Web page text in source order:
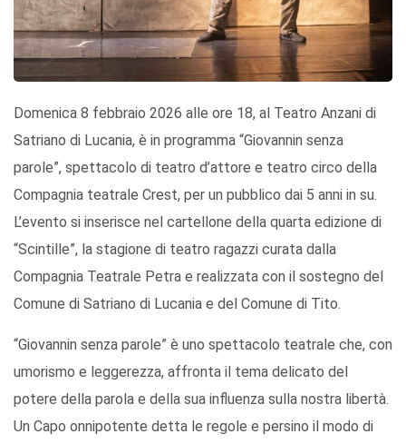
Domenica 8 febbraio 2026 alle ore 18, al Teatro Anzani di
Satriano di Lucania, è in programma “Giovannin senza
parole”, spettacolo di teatro d’attore e teatro circo della
Compagnia teatrale Crest, per un pubblico dai 5 anni in su.
L’evento si inserisce nel cartellone della quarta edizione di
“Scintille”, la stagione di teatro ragazzi curata dalla
Compagnia Teatrale Petra e realizzata con il sostegno del
Comune di Satriano di Lucania e del Comune di Tito.
“Giovannin senza parole” è uno spettacolo teatrale che, con
umorismo e leggerezza, affronta il tema delicato del
potere della parola e della sua influenza sulla nostra libertà.
Un Capo onnipotente detta le regole e persino il modo di